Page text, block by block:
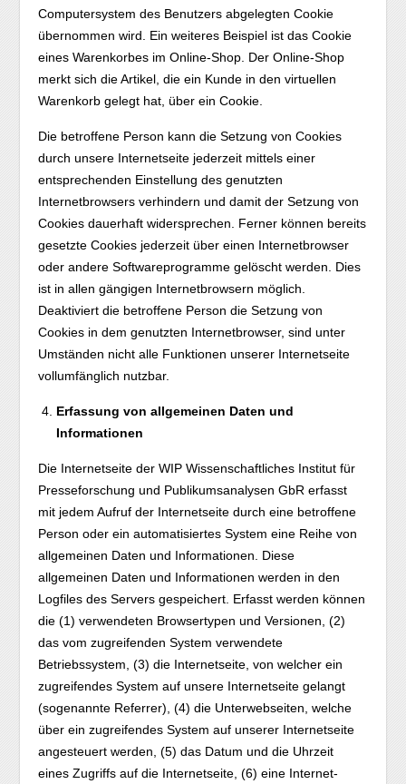
Computersystem des Benutzers abgelegten Cookie
übernommen wird. Ein weiteres Beispiel ist das Cookie
eines Warenkorbes im Online-Shop. Der Online-Shop
merkt sich die Artikel, die ein Kunde in den virtuellen
Warenkorb gelegt hat, über ein Cookie.
Die betroffene Person kann die Setzung von Cookies
durch unsere Internetseite jederzeit mittels einer
entsprechenden Einstellung des genutzten
Internetbrowsers verhindern und damit der Setzung von
Cookies dauerhaft widersprechen. Ferner können bereits
gesetzte Cookies jederzeit über einen Internetbrowser
oder andere Softwareprogramme gelöscht werden. Dies
ist in allen gängigen Internetbrowsern möglich.
Deaktiviert die betroffene Person die Setzung von
Cookies in dem genutzten Internetbrowser, sind unter
Umständen nicht alle Funktionen unserer Internetseite
vollumfänglich nutzbar.
Erfassung von allgemeinen Daten und
Informationen
Die Internetseite der WIP Wissenschaftliches Institut für
Presseforschung und Publikumsanalysen GbR erfasst
mit jedem Aufruf der Internetseite durch eine betroffene
Person oder ein automatisiertes System eine Reihe von
allgemeinen Daten und Informationen. Diese
allgemeinen Daten und Informationen werden in den
Logfiles des Servers gespeichert. Erfasst werden können
die (1) verwendeten Browsertypen und Versionen, (2)
das vom zugreifenden System verwendete
Betriebssystem, (3) die Internetseite, von welcher ein
zugreifendes System auf unsere Internetseite gelangt
(sogenannte Referrer), (4) die Unterwebseiten, welche
über ein zugreifendes System auf unserer Internetseite
angesteuert werden, (5) das Datum und die Uhrzeit
eines Zugriffs auf die Internetseite, (6) eine Internet-